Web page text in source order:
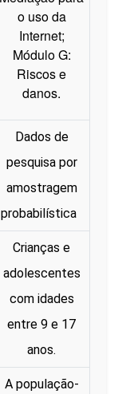
o uso da
Internet;
Módulo G:
Riscos e
danos.
Dados de
pesquisa por
amostragem
probabilística
Crianças e
adolescentes
com idades
entre 9 e 17
anos.
A população-